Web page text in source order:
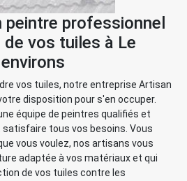
peintre professionnel
vos tuiles à Le
vos tuiles, notre entreprise Artisan
disposition pour s'en occuper.
équipe de peintres qualifiés et
tous vos besoins. Vous
vous voulez, nos artisans vous
adaptée à vos matériaux et qui
de vos tuiles contre les